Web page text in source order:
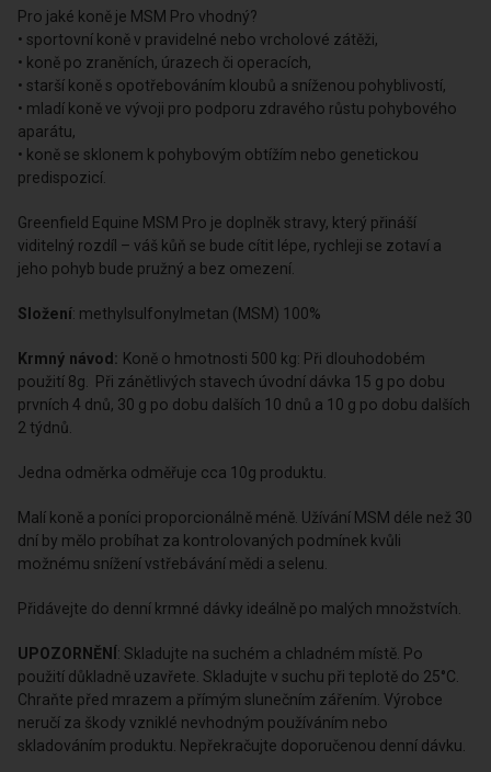
Pro jaké koně je MSM Pro vhodný?
• sportovní koně v pravidelné nebo vrcholové zátěži,
• koně po zraněních, úrazech či operacích,
• starší koně s opotřebováním kloubů a sníženou pohyblivostí,
• mladí koně ve vývoji pro podporu zdravého růstu pohybového
aparátu,
• koně se sklonem k pohybovým obtížím nebo genetickou
predispozicí.
Greenfield Equine MSM Pro je doplněk stravy, který přináší
viditelný rozdíl – váš kůň se bude cítit lépe, rychleji se zotaví a
jeho pohyb bude pružný a bez omezení.
Složení: methylsulfonylmetan (MSM) 100%
Krmný návod: Koně o hmotnosti 500 kg: Při dlouhodobém
použití 8g. Při zánětlivých stavech úvodní dávka 15 g po dobu
prvních 4 dnů, 30 g po dobu dalších 10 dnů a 10 g po dobu dalších
2 týdnů.
Jedna odměrka odměřuje cca 10g produktu.
Malí koně a poníci proporcionálně méně. Užívání MSM déle než 30
dní by mělo probíhat za kontrolovaných podmínek kvůli
možnému snížení vstřebávání mědi a selenu.
Přidávejte do denní krmné dávky ideálně po malých množstvích.
UPOZORNĚNÍ : Skladujte na suchém a chladném místě. Po
použití důkladně uzavřete. Skladujte v suchu při teplotě do 25°C.
Chraňte před mrazem a přímým slunečním zářením. Výrobce
neručí za škody vzniklé nevhodným používáním nebo
skladováním produktu. Nepřekračujte doporučenou denní dávku.